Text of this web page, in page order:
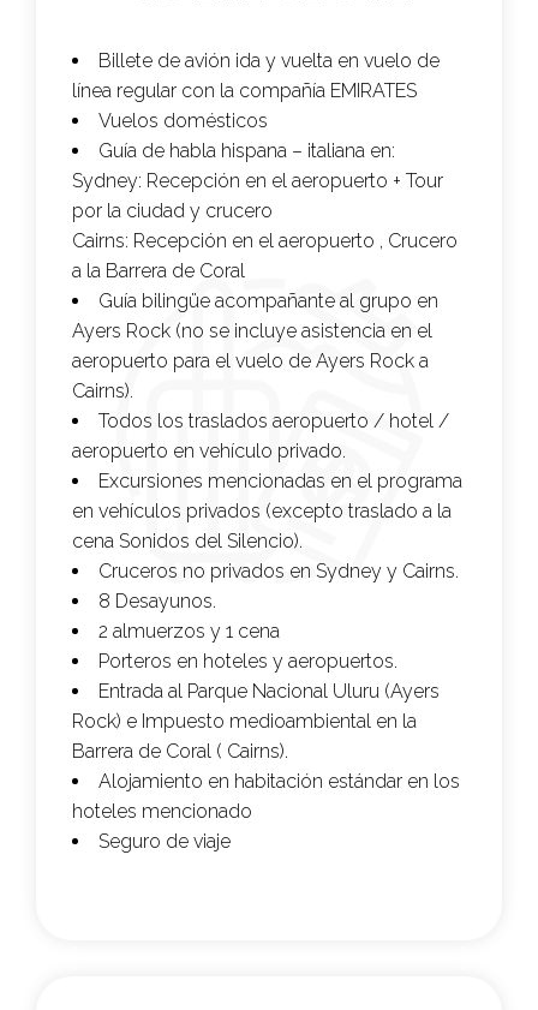
Billete de avión ida y vuelta en vuelo de
línea regular con la compañía EMIRATES
Vuelos domésticos
Guía de habla hispana – italiana en:
Sydney: Recepción en el aeropuerto + Tour
por la ciudad y crucero
Cairns: Recepción en el aeropuerto , Crucero
a la Barrera de Coral
Guía bilingüe acompañante al grupo en
Ayers Rock (no se incluye asistencia en el
aeropuerto para el vuelo de Ayers Rock a
Cairns).
Todos los traslados aeropuerto / hotel /
aeropuerto en vehículo privado.
Excursiones mencionadas en el programa
en vehículos privados (excepto traslado a la
cena Sonidos del Silencio).
Cruceros no privados en Sydney y Cairns.
8 Desayunos.
2 almuerzos y 1 cena
Porteros en hoteles y aeropuertos.
Entrada al Parque Nacional Uluru (Ayers
Rock) e Impuesto medioambiental en la
Barrera de Coral ( Cairns).
Alojamiento en habitación estándar en los
hoteles mencionado
Seguro de viaje